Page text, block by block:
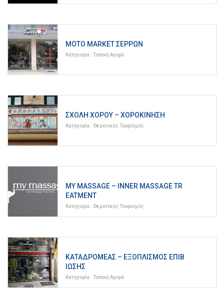
MOTO MARKET ΣΕΡΡΩΝ
Κατηγορία : Τοπική Αγορά
ΣΧΟΛΉ ΧΟΡΟΎ – ΧΟΡΟΚΊΝΗΣΗ
Κατηγορία : Θεματικός Τουρισμός
MY MASSAGE – INNER MASSAGE TR
EATMENT
Κατηγορία : Θεματικός Τουρισμός
ΚΑΤΑΔΡΟΜΈΑΣ – ΕΞΟΠΛΙΣΜΌΣ ΕΠΙΒ
ΊΩΣΗΣ
Κατηγορία : Τοπική Αγορά